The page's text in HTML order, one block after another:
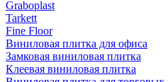
Graboplast
Tarkett
Fine Floor
Виниловая плитка для офиса
Замковая виниловая плитка
Клеевая виниловая плитка